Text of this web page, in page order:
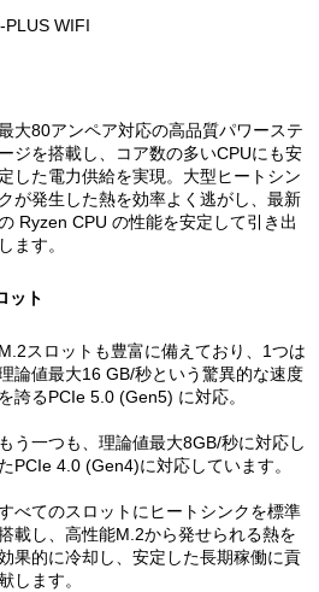
大80アンペア対応の高品質パワーステ
ージを搭載し、コア数の多いCPUにも安
定した電力供給を実現。大型ヒートシン
クが発生した熱を効率よく逃がし、最新
Ryzen CPU の性能を安定して引き出
します。
ット
M.2スロットも豊富に備えており、1つは
論値最大16 GB/秒という驚異的な速度
を誇るPCIe 5.0 (Gen5) に対応。
もう一つも、理論値最大8GB/秒に対応し
たPCIe 4.0 (Gen4)に対応しています。
べてのスロットにヒートシンクを標準
載し、高性能M.2から発せられる熱を
果的に冷却し、安定した長期稼働に貢
します。